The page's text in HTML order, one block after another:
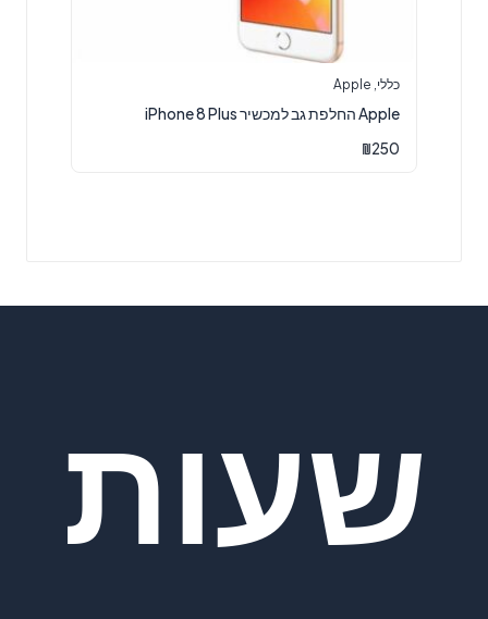
כללי,
Apple
Apple החלפת גב למכשיר iPhone 8 Plus
₪250
שעות